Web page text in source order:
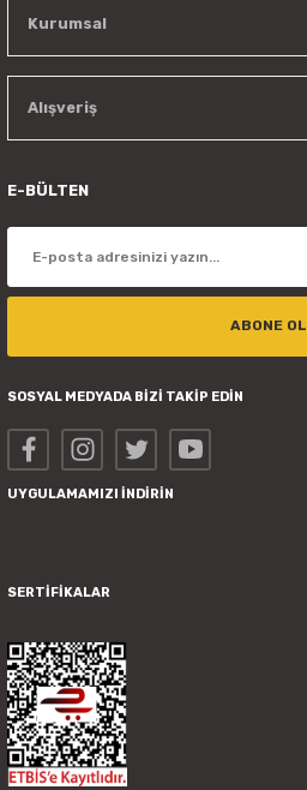
Kurumsal
Alışveriş
E-BÜLTEN
ABONE OL
SOSYAL MEDYADA BİZİ TAKİP EDİN
UYGULAMAMIZI İNDİRİN
SERTİFİKALAR